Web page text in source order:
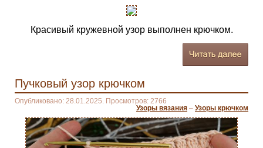
Красивый кружевной узор выполнен крючком.
Пучковый узор крючком
Опубликовано: 28.01.2025. Просмотров: 2766
Узоры вязания – Узоры крючком